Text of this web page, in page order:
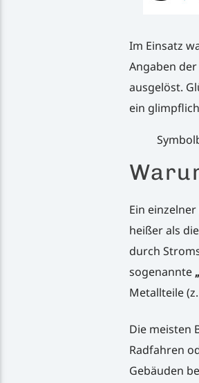
Im Einsatz
Angaben
ausgelöst.
ein
Ein
heißer als
durch
sogenannte
Metallteile
Die meisten
Radfahren
Gebäuden